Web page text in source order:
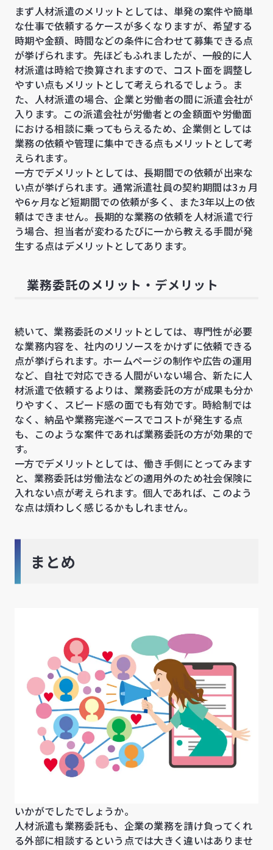
まず人材派遣のメリットとしては、単発の案件や簡単
な仕事で依頼するケースが多くなりますが、希望する
時期や金額、時間などの条件に合わせて募集できる点
が挙げられます。先ほどもふれましたが、一般的に人
材派遣は時給で換算されますので、コスト面を調整し
やすい点もメリットとして考えられるでしょう。ま
た、人材派遣の場合、企業と労働者の間に派遣会社が
入ります。この派遣会社が労働者との金額面や労働面
における相談に乗ってもらえるため、企業側としては
業務の依頼や管理に集中できる点もメリットとして考
えられます。
一方でデメリットとしては、長期間での依頼が出来な
い点が挙げられます。通常派遣社員の契約期間は3ヵ月
や6ヶ月など短期間での依頼が多く、また3年以上の依
頼はできません。長期的な業務の依頼を人材派遣で行
う場合、担当者が変わるたびに一から教える手間が発
生する点はデメリットとしてあります。
業務委託のメリット・デメリット
続いて、業務委託のメリットとしては、専門性が必要
な業務内容を、社内のリソースをかけずに依頼できる
点が挙げられます。ホームページの制作や広告の運用
など、自社で対応できる人間がいない場合、新たに人
材派遣で依頼するよりは、業務委託の方が成果も分か
りやすく、スピード感の面でも有効です。時給制では
なく、納品や業務完遂ベースでコストが発生する点
も、このような案件であれば業務委託の方が効果的で
す。
一方でデメリットとしては、働き手側にとってみます
と、業務委託は労働法などの適用外のため社会保険に
入れない点が考えられます。個人であれば、このよう
な点は煩わしく感じるかもしれません。
まとめ
いかがでしたでしょうか。
人材派遣も業務委託も、企業の業務を請け負ってくれ
る外部に相談するという点では大きく違いはありませ